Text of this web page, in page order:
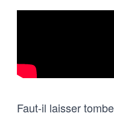
Faut-il laisser